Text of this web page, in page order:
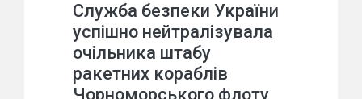
Служба безпеки України
успішно нейтралізувала
очільника штабу
ракетних кораблів
Чорноморського флоту